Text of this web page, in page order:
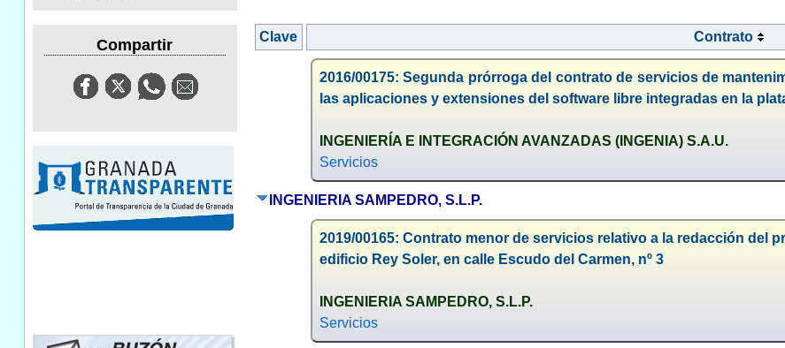
Compartir Clave Contrato
2016/00175: Segunda prórroga del contrato de servicios de
las aplicaciones y extensiones del software libre integradas en la
INGENIERÍA E INTEGRACIÓN AVANZADAS (INGENIA) S.A.U.
Servicios
INGENIERIA SAMPEDRO, S.L.P.
2019/00165: Contrato menor de servicios relativo a la redacción del
edificio Rey Soler, en calle Escudo del Carmen, nº 3
INGENIERIA SAMPEDRO, S.L.P.
Servicios